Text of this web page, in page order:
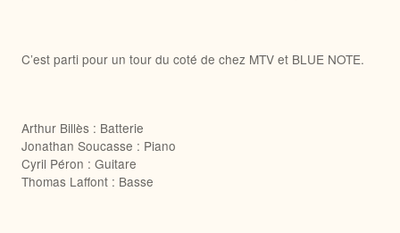
C’est parti pour un tour du coté de chez MTV et BLUE NOTE.
Arthur Billès : Batterie
Jonathan Soucasse : Piano
Cyril Péron : Guitare
Thomas Laffont : Basse